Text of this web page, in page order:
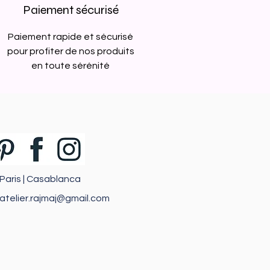
Paiement sécurisé
Paiement rapide et sécurisé
pour profiter de nos produits
en toute sérénité
Paris | Casablanca
atelier.rajmaj@gmail.com